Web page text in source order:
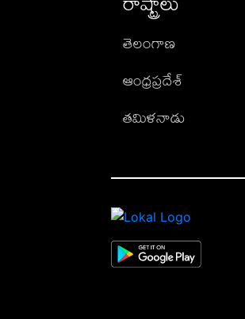
తెలంగాణ
ఆంధ్రప్రదేశ్
తమిళనాడు